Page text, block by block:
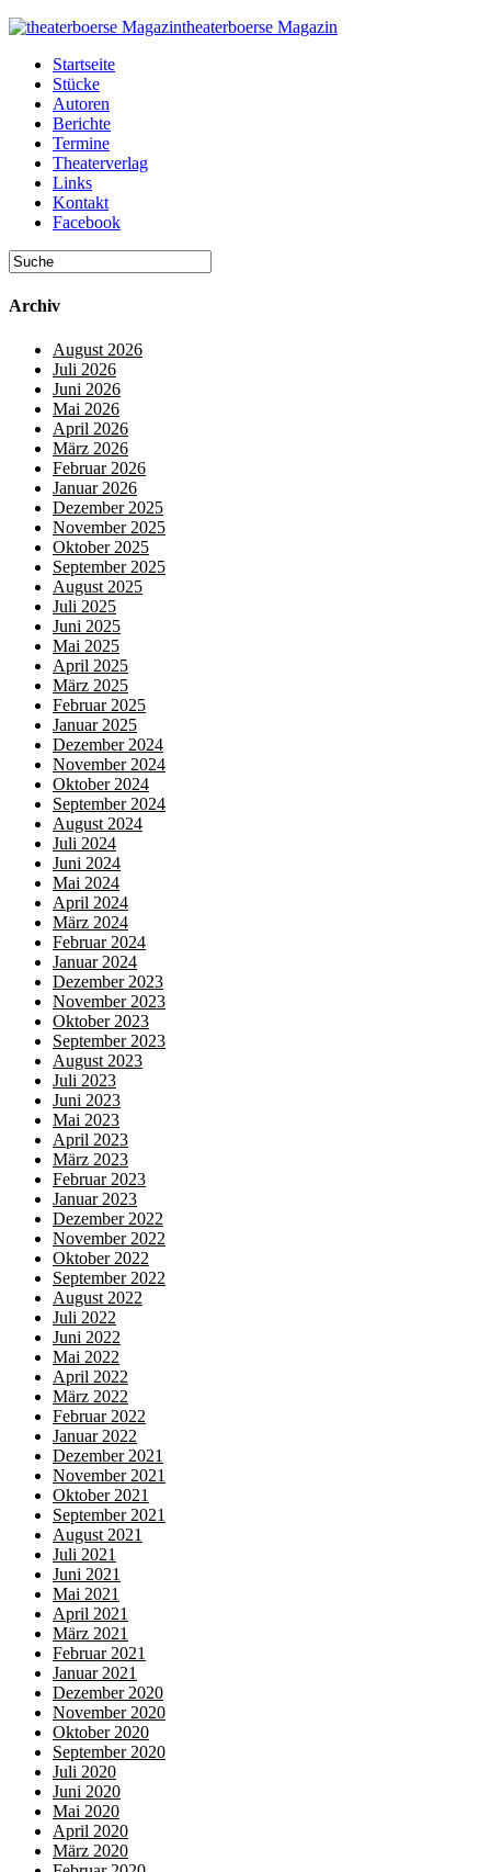
theaterboerse Magazin
Startseite
Stücke
Autoren
Berichte
Termine
Theaterverlag
Links
Kontakt
Facebook
Archiv
August 2026
Juli 2026
Juni 2026
Mai 2026
April 2026
März 2026
Februar 2026
Januar 2026
Dezember 2025
November 2025
Oktober 2025
September 2025
August 2025
Juli 2025
Juni 2025
Mai 2025
April 2025
März 2025
Februar 2025
Januar 2025
Dezember 2024
November 2024
Oktober 2024
September 2024
August 2024
Juli 2024
Juni 2024
Mai 2024
April 2024
März 2024
Februar 2024
Januar 2024
Dezember 2023
November 2023
Oktober 2023
September 2023
August 2023
Juli 2023
Juni 2023
Mai 2023
April 2023
März 2023
Februar 2023
Januar 2023
Dezember 2022
November 2022
Oktober 2022
September 2022
August 2022
Juli 2022
Juni 2022
Mai 2022
April 2022
März 2022
Februar 2022
Januar 2022
Dezember 2021
November 2021
Oktober 2021
September 2021
August 2021
Juli 2021
Juni 2021
Mai 2021
April 2021
März 2021
Februar 2021
Januar 2021
Dezember 2020
November 2020
Oktober 2020
September 2020
Juli 2020
Juni 2020
Mai 2020
April 2020
März 2020